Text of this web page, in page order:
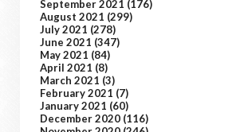
September 2021 (176)
August 2021 (299)
July 2021 (278)
June 2021 (347)
May 2021 (84)
April 2021 (8)
March 2021 (3)
February 2021 (7)
January 2021 (60)
December 2020 (116)